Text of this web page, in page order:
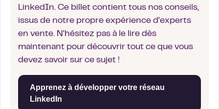
LinkedIn. Ce billet contient tous nos conseils,
issus de notre propre expérience d'experts
en vente. N'hésitez pas à le lire dès
maintenant pour découvrir tout ce que vous
devez savoir sur ce sujet !
Apprenez à développer votre réseau
LinkedIn